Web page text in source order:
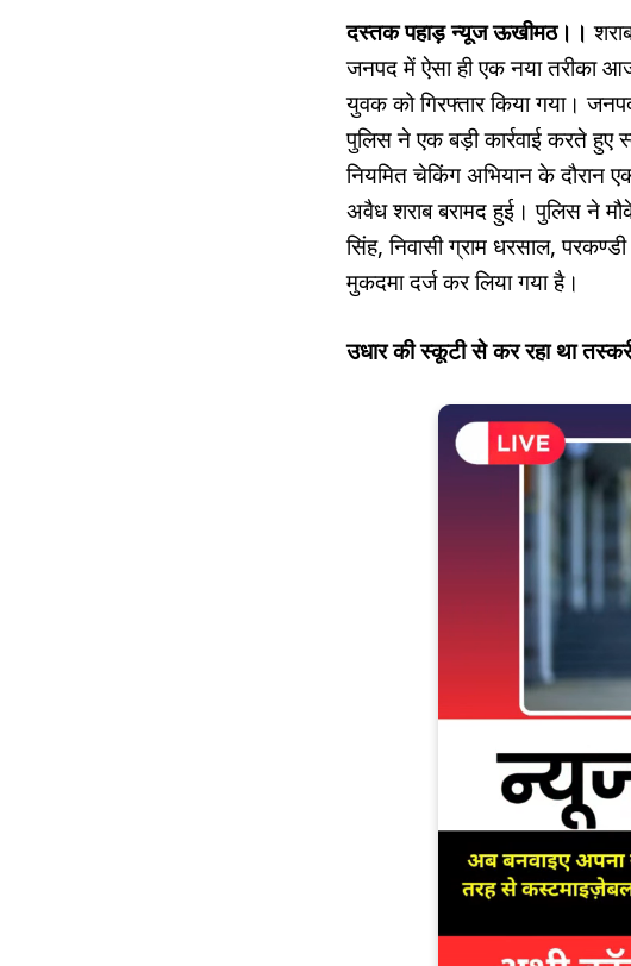
दस्तक पहाड़ न्यूज ऊखीमठ।।
जनपद में ऐसा ही एक नया तरीका
युवक को गिरफ्तार किया गया।
पुलिस ने एक बड़ी कार्रवाई करते हुए
नियमित चेकिंग अभियान के दौरान
अवैध शराब बरामद हुई। पुलिस ने
सिंह, निवासी ग्राम धरसाल,
मुकदमा दर्ज कर लिया गया है।
उधार की स्कूटी से कर रहा था